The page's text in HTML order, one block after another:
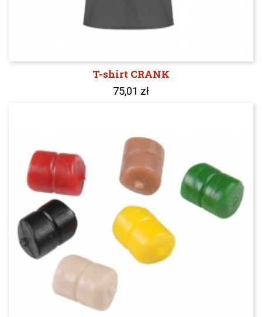
T-shirt CRANK
75,01 zł